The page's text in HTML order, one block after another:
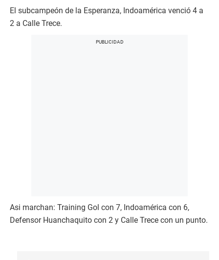
El subcampeón de la Esperanza, Indoamérica venció 4 a
2 a Calle Trece.
Asi marchan: Training Gol con 7, Indoamérica con 6,
Defensor Huanchaquito con 2 y Calle Trece con un punto.